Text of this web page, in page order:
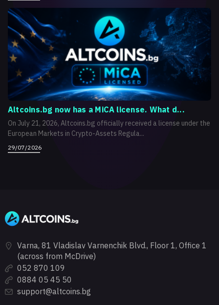
Altcoins.bg now has a MiCA license. What d...
On July 21, 2026, Altcoins.bg officially received a license under the
European Markets in Crypto-Assets Regula...
29/07/2026
Varna, 81 Vladislav Varnenchik Blvd., Floor 1, Office 1
(across from McDrive)
052 870 109
0884 05 45 50
support@altcoins.bg